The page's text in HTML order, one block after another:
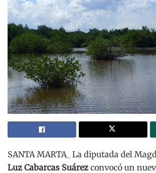
SANTA MARTA_ La diputada del
Luz Cabarcas Suárez convocó un